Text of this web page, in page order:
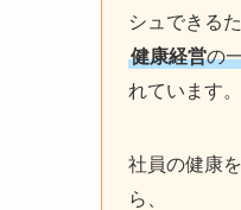
シュできる
健康経営の
れています。
社員の健康
ら、